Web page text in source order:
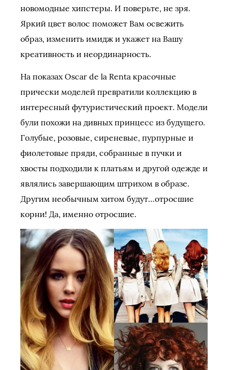
новомодные хипстеры. И поверьте, не зря.
Яркий цвет волос поможет Вам освежить
образ, изменить имидж и укажет на Вашу
креативность и неординарность.
На показах Oscar de la Renta красочные
прически моделей превратили коллекцию в
интересный футуристический проект. Модели
були похожи на дивных принцесс из будущего.
Голубые, розовые, сиреневые, пурпурные и
фиолетовые пряди, собранные в пучки и
хвосты подходили к платьям и другой одежде и
являлись завершающим штрихом в образе.
Другим необычным хитом будут…отросшие
корни! Да, именно отросшие.